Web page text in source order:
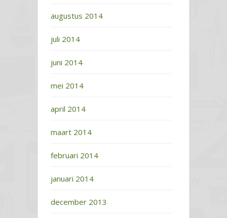
augustus 2014
juli 2014
juni 2014
mei 2014
april 2014
maart 2014
februari 2014
januari 2014
december 2013